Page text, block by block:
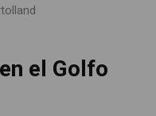
el Golfo